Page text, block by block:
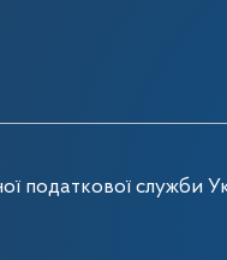
податкової служби